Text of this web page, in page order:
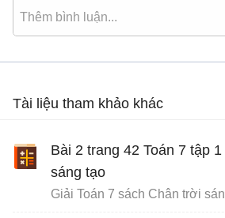
Tài liệu tham khảo khác
Bài 2 trang 42 Toán 7 tập
sáng tạo
Giải Toán 7 sách Chân trời